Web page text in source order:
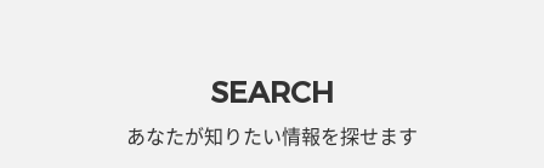
SEARCH
あなたが知りたい情報を探せます